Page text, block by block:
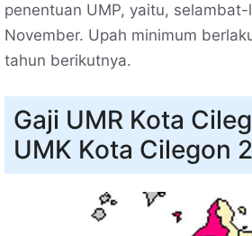
penentuan UMP, yaitu, selambat-
November. Upah minimum
tahun berikutnya.
Gaji UMR Kota
UMK Kota Cilegon